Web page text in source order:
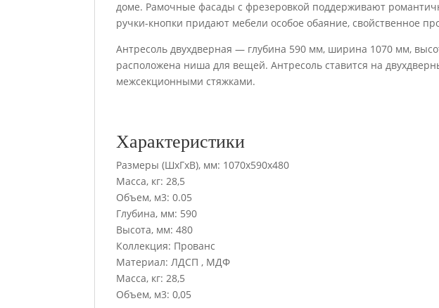
доме. Рамочные фасады с фрезеровкой поддерживают
ручки-кнопки придают мебели особое обаяние, свойственное
Антресоль двухдверная — глубина 590 мм, ширина 1070 мм,
расположена ниша для вещей. Антресоль ставится на
межсекционными стяжками.
Характеристики
Размеры (ШхГхВ), мм: 1070х590х480
Масса, кг: 28,5
Объем, м3: 0.05
Глубина, мм: 590
Высота, мм: 480
Коллекция: Прованс
Материал: ЛДСП , МДФ
Масса, кг: 28,5
Объем, м3: 0,05